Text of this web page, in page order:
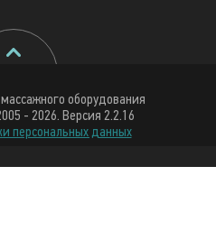
оборудования
- 2026. Версия 2.2.16
персональных данных